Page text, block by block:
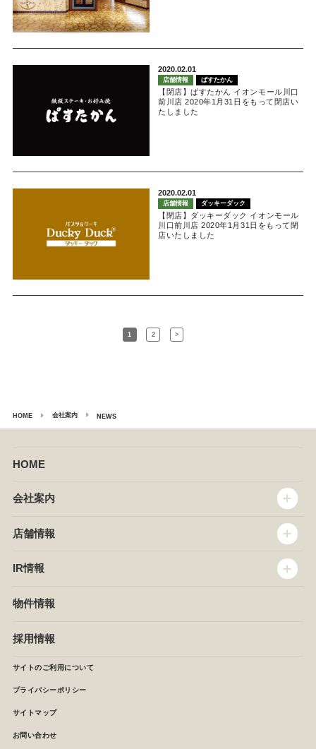
2020.02.01
店舗情報 ぱすたかん
【閉店】ぱすたかん イオンモール川口
前川店 2020年1月31日をもって閉店い
たしました
2020.02.01
店舗情報 ダッキーダック
【閉店】ダッキーダック イオンモール
川口前川店 2020年1月31日をもって閉
店いたしました
1 2 >
HOME 会社案内 NEWS
HOME
会社案内
企業情報
セントラルキッチン
NEWS
店舗情報
椿屋珈琲
イタリアンダイニングDONA
店舗検索
IR情報
IRニュース
月次報告
決算短信
株主の皆様へ
よくあるご質問 (株主優待制度)
物件情報
採用情報
サイトのご利用について
プライバシーポリシー
サイトマップ
お問い合わせ